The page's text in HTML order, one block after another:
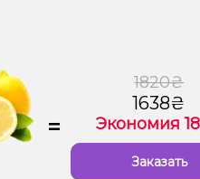
=
1820₴
1638₴
Экономия
Заказать